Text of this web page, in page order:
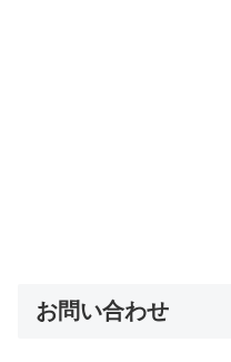
お問い合わせ